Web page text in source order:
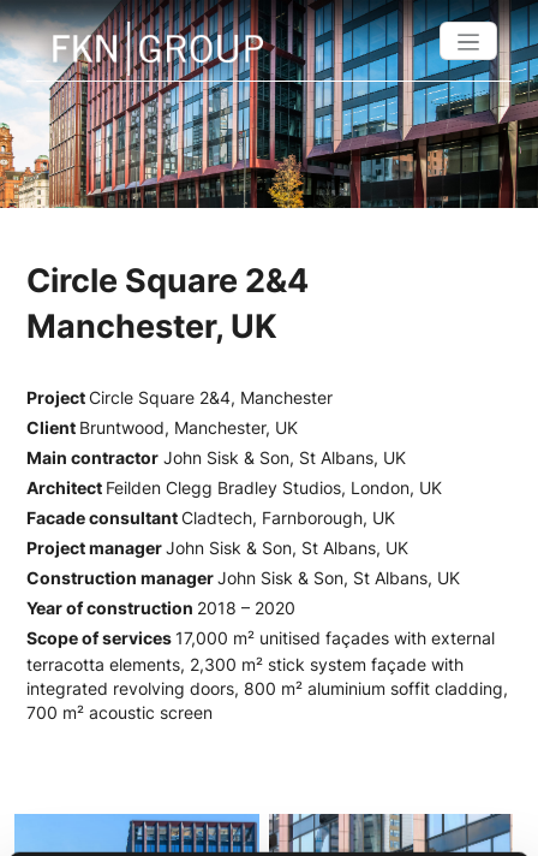
Circle Square 2&4
Manchester, UK
ProjectCircle Square 2&4, Manchester
Client Bruntwood, Manchester, UK
Main contractor John Sisk & Son, St Albans, UK
Architect Feilden Clegg Bradley Studios, London, UK
Facade consultant​​​​​​​Cladtech, Farnborough, UK​​​​​​​
Project managerJohn Sisk & Son, St Albans, UK
Construction managerJohn Sisk & Son, St Albans, UK
Year of construction 2018 – 2020
Scope of services 17,000 m² unitised façades with external
terracotta elements, 2,300 m² stick system façade with
integrated revolving doors, 800 m² aluminium soffit cladding,
700 m² acoustic screen